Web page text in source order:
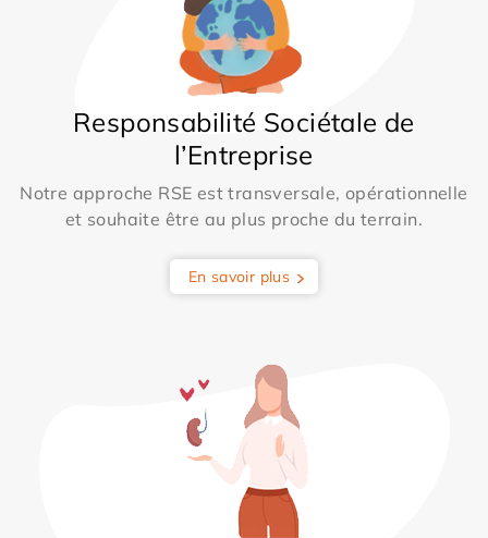
Responsabilité Sociétale de
l’Entreprise
Notre approche RSE est transversale, opérationnelle
et souhaite être au plus proche du terrain.
En savoir plus